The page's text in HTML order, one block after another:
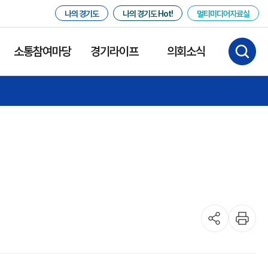
나의 경기도 나의 경기도 Hot! 멀티미디어자료실
소통참여마당 경기라이프 의회소식